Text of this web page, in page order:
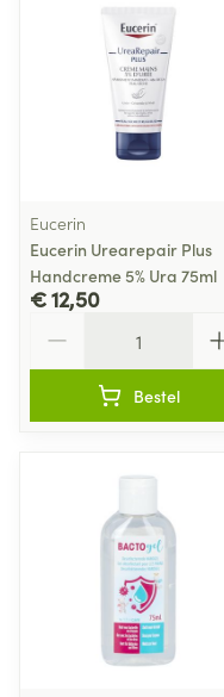
Eucerin
Eucerin Urearepair Plus
Handcreme 5% Ura 75ml
€ 12,50
Bestel